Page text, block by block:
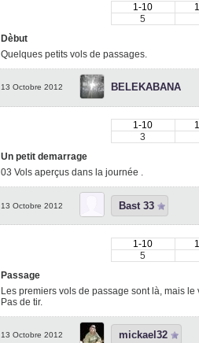
1-10
5
Dèbut
Quelques petits vols de passages.
13 Octobre 2012 BELEKABANA
1-10
3
Un petit demarrage
03 Vols aperçus dans la journée .
13 Octobre 2012 Bast 33
1-10
5
Passage
Les premiers vols de passage sont là, mais le
Pas de tir.
13 Octobre 2012 mickael32